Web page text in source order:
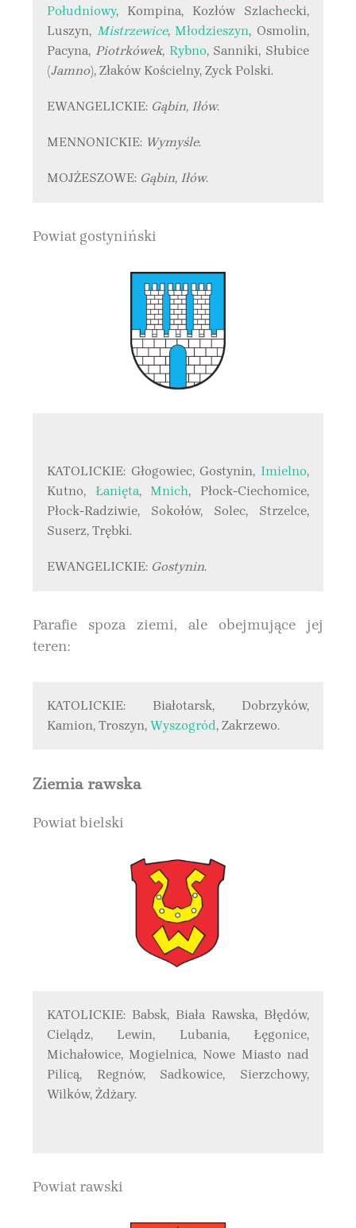
Południowy, Kompina, Kozłów Szlachecki,
Luszyn, Mistrzewice,Młodzieszyn, Osmolin,
Pacyna, Piotrkówek, Rybno, Sanniki, Słubice
(Jamno), Złaków Kościelny, Zyck Polski.
EWANGELICKIE: Gąbin, Iłów.
MENNONICKIE: Wymyśle.
MOJŻESZOWE: Gąbin, Iłów.
Powiat gostyniński
KATOLICKIE: Głogowiec, Gostynin, Imielno,
Kutno, Łanięta,Mnich, Płock-Ciechomice,
Płock-Radziwie, Sokołów, Solec, Strzelce,
Suserz, Trębki.
EWANGELICKIE: Gostynin.
Parafie spoza ziemi, ale obejmujące jej
teren:
KATOLICKIE: Białotarsk, Dobrzyków,
Kamion, Troszyn, Wyszogród, Zakrzewo.
Ziemia rawska
Powiat bielski
KATOLICKIE: Babsk, Biała Rawska, Błędów,
Cielądz, Lewin, Lubania, Łęgonice,
Michałowice, Mogielnica, Nowe Miasto nad
Pilicą, Regnów, Sadkowice, Sierzchowy,
Wilków, Żdżary.
Powiat rawski